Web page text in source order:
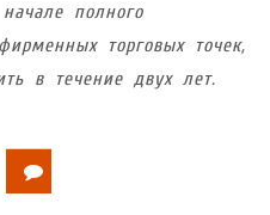
полного
торговых точек,
в течение двух лет.